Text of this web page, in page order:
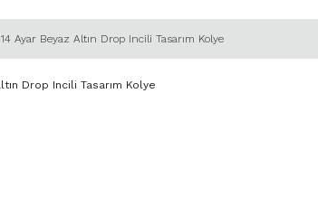
14 Ayar Beyaz Altın Drop Incili Tasarım Kolye